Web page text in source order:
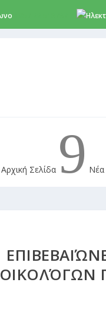
Αρχική Σελίδα 9 Νέα
ΟΙΚΟΛΌΓΩΝ